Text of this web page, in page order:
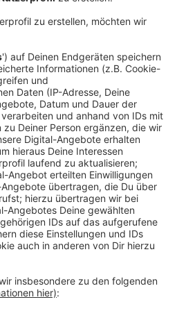
hat eine Überraschung beim
Im Auswärtsspiel beim
die Käner am Samstag mit
Ende noch gut bedient. Zudem
Nachspielzeit wegen einer
Bereits übermorgen trifft
Nachholspiel auf den SV
unbedingt einen Sieg um
Klassenerhalt zu haben.